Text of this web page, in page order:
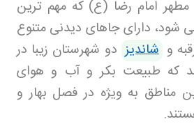
امام رضا (ع) که مهم ترین
دارای جاهای دیدنی متنوع
و شاندیز دو شهرستان زیبا در
که طبیعت بکر و آب و هوای
مناطق به ویژه در فصل بهار و
.